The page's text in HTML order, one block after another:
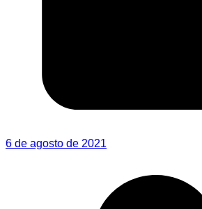
6 de agosto de 2021